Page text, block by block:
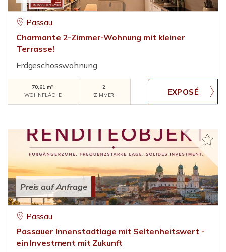
Passau
Charmante 2-Zimmer-Wohnung mit kleiner
Terrasse!
Erdgeschosswohnung
70,61 m²
WOHNFLÄCHE
2
ZIMMER
Preis auf Anfrage
Passau
Passauer Innenstadtlage mit Seltenheitswert -
ein Investment mit Zukunft